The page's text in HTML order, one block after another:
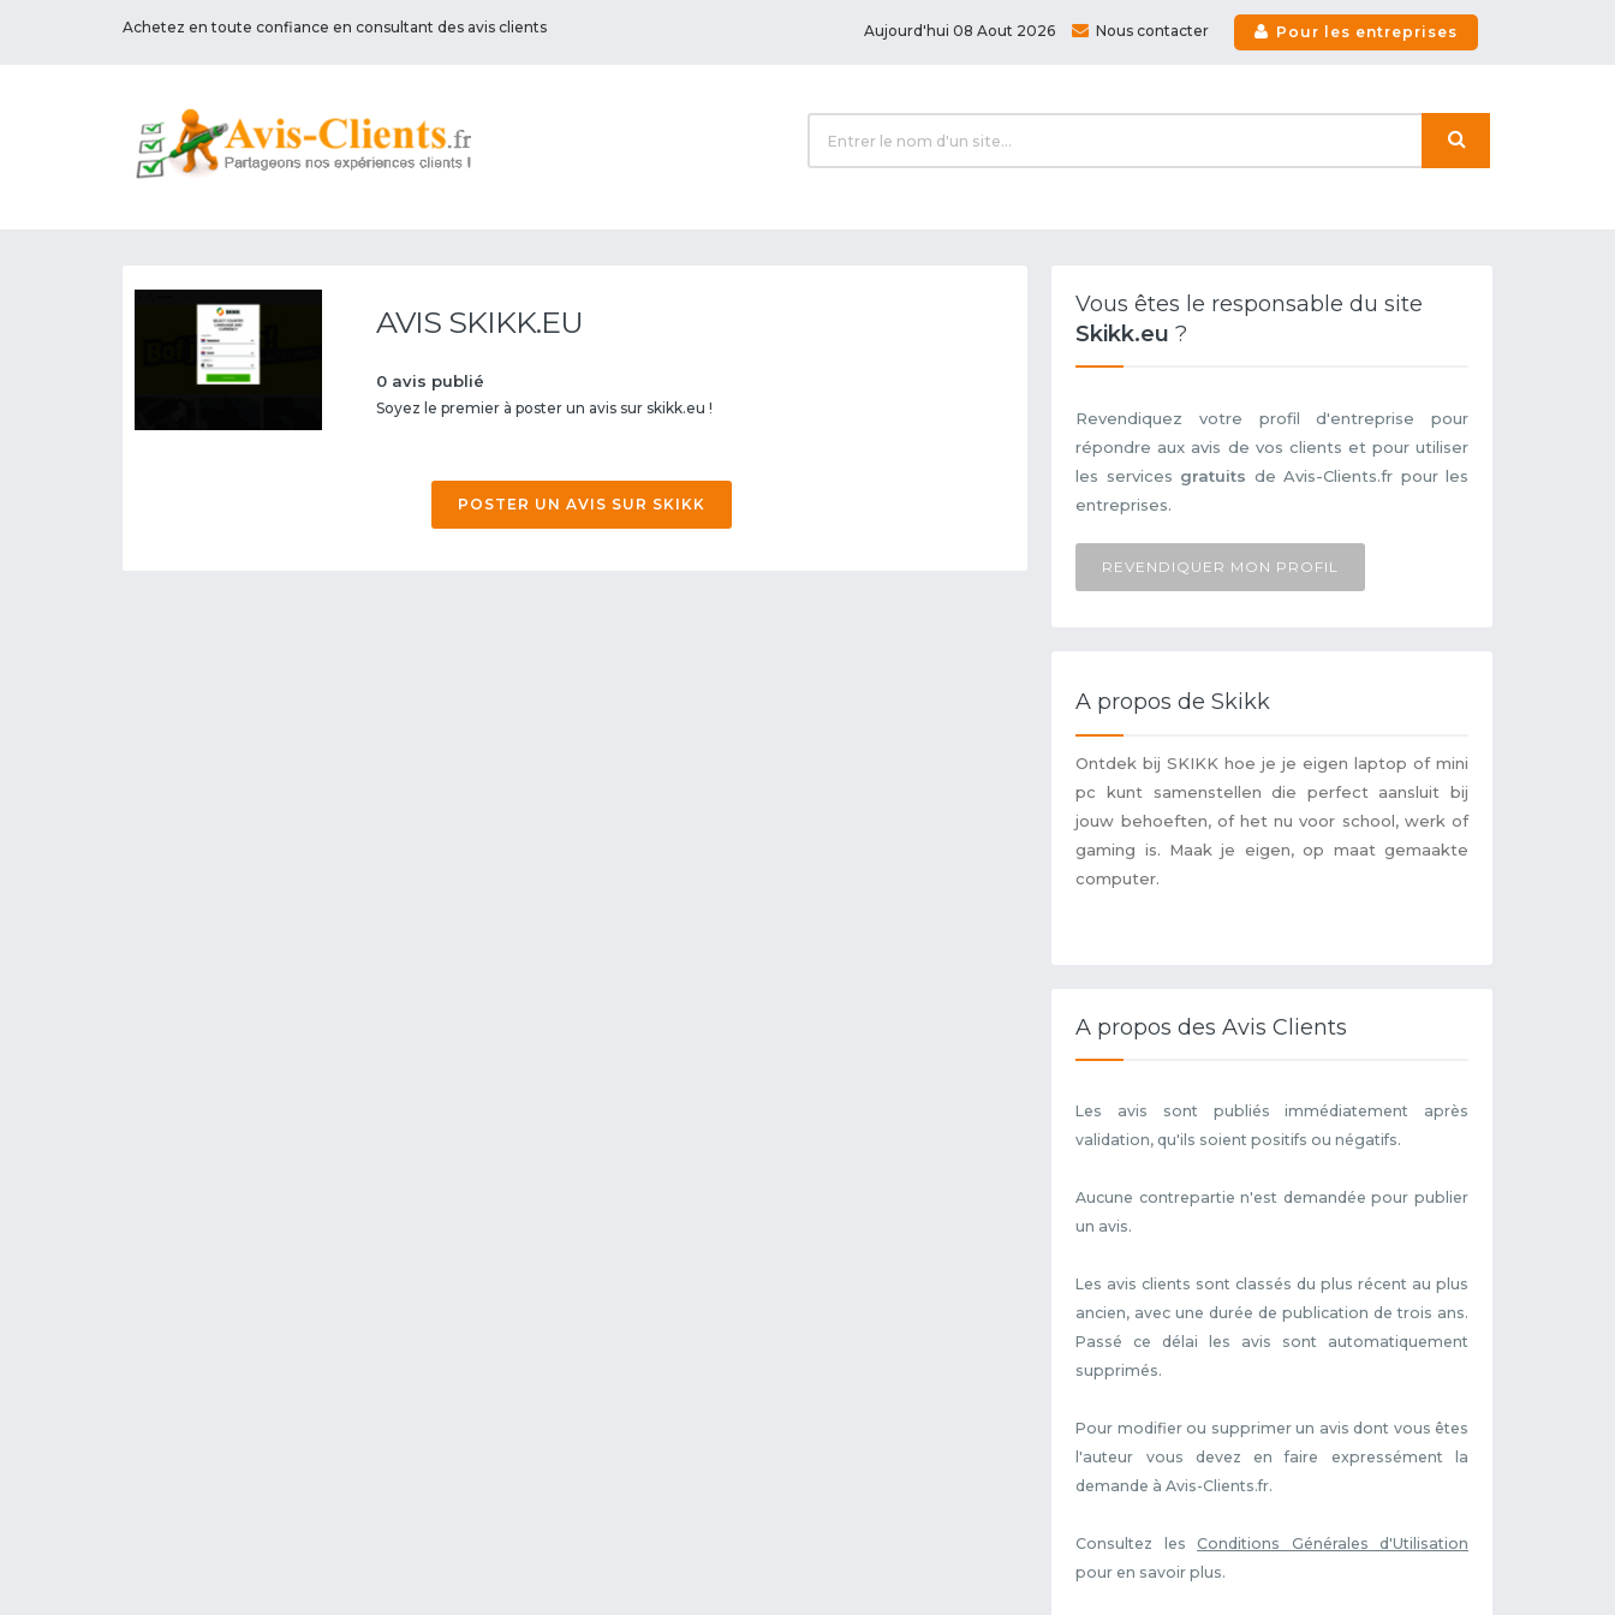
Achetez en toute confiance en consultant des avis clients Aujourd'hui 08 Aout 2026 Nous contacter Pour les entreprises
AVIS SKIKK.EU
0 avis publié
Soyez le premier à poster un avis sur skikk.eu !
POSTER UN AVIS SUR SKIKK
Vous êtes le responsable du site
Skikk.eu ?
Revendiquez votre profil d'entreprise pour
répondre aux avis de vos clients et pour utiliser
les services gratuits de Avis-Clients.fr pour les
entreprises.
REVENDIQUER MON PROFIL
A propos de Skikk
Ontdek bij SKIKK hoe je je eigen laptop of mini
pc kunt samenstellen die perfect aansluit bij
jouw behoeften, of het nu voor school, werk of
gaming is. Maak je eigen, op maat gemaakte
computer.
A propos des Avis Clients
Les avis sont publiés immédiatement après
validation, qu'ils soient positifs ou négatifs.
Aucune contrepartie n'est demandée pour publier
un avis.
Les avis clients sont classés du plus récent au plus
ancien, avec une durée de publication de trois ans.
Passé ce délai les avis sont automatiquement
supprimés.
Pour modifier ou supprimer un avis dont vous êtes
l'auteur vous devez en faire expressément la
demande à Avis-Clients.fr.
Consultez lesConditions Générales d'Utilisation
pour en savoir plus.